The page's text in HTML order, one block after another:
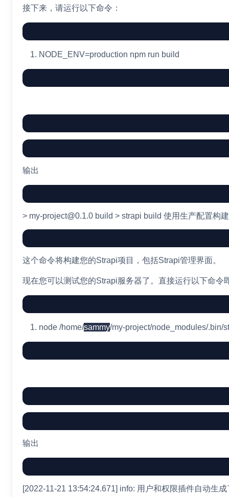
接下来，请运行以下命令：
NODE_ENV=production npm run build
输出
> my-project@0.1.0 build > strapi build 使用生产配置
这个命令将构建您的Strapi项目，包括Strapi管理界面。
现在您可以测试您的Strapi服务器了。直接运行以下命令
node /home/sammy/my-project/node_modules/.bin/
输出
[2022-11-21 13:54:24.671] info: 用户和权限插件自动生